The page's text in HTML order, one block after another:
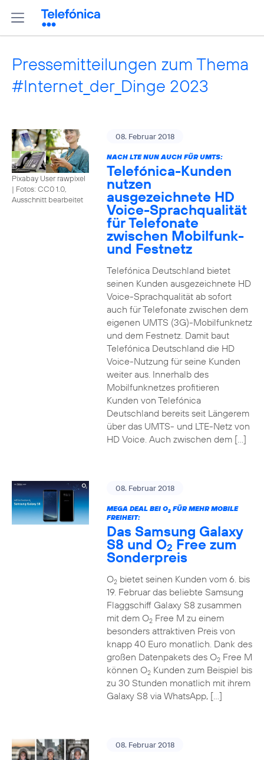
Pressemitteilungen zum Thema
#Internet_der_Dinge 2023
Pixabay User rawpixel
| Fotos: CC0 1.0,
Ausschnitt bearbeitet
08. Februar 2018
NACH LTE NUN AUCH FÜR UMTS:
Telefónica-Kunden
nutzen
ausgezeichnete HD
Voice-Sprachqualität
für Telefonate
zwischen Mobilfunk-
und Festnetz
Telefónica Deutschland bietet
seinen Kunden ausgezeichnete HD
Voice-Sprachqualität ab sofort
auch für Telefonate zwischen dem
eigenen UMTS (3G)-Mobilfunknetz
und dem Festnetz. Damit baut
Telefónica Deutschland die HD
Voice-Nutzung für seine Kunden
weiter aus. Innerhalb des
Mobilfunknetzes profitieren
Kunden von Telefónica
Deutschland bereits seit Längerem
über das UMTS- und LTE-Netz von
HD Voice. Auch zwischen dem […]
08. Februar 2018
MEGA DEAL BEI O2FÜR MEHR MOBILE
FREIHEIT:
Das Samsung Galaxy
S8 und O2 Free zum
Sonderpreis
O2bietet seinen Kunden vom 6. bis
19. Februar das beliebte Samsung
Flaggschiff Galaxy S8 zusammen
mit dem O2Free M zu einem
besonders attraktiven Preis von
knapp 40 Euro monatlich. Dank des
großen Datenpakets des O2Free M
können O2Kunden zum Beispiel bis
zu 30 Stunden monatlich mit ihrem
Galaxy S8 via WhatsApp, […]
08. Februar 2018